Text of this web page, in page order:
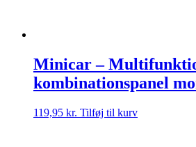
Minicar –
kombinationspanel
119,95 kr. Tilføj til kurv